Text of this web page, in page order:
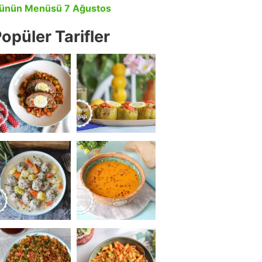
Menüsü 7 Ağustos
Tarifler